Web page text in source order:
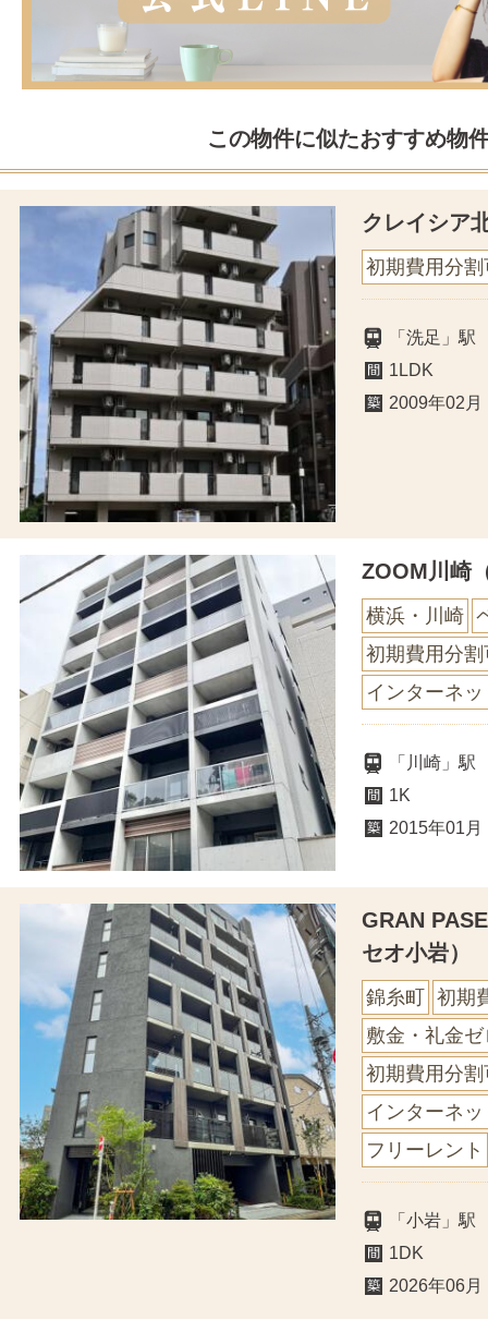
この物件に似たおすすめ物
クレイシア
初期費用分割
「洗足」
1LDK
2009年02月
ZOOM川崎
横浜・川崎
初期費用分割
インターネ
「川崎」
1K
2015年01月
GRAN
セオ小岩）
錦糸町
初期
敷金・礼金ゼ
初期費用分割
インターネ
フリーレント
「小岩」
1DK
2026年06月